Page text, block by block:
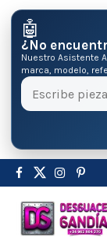
🤖
¿No
Nuestro Asistente
marca, modelo,